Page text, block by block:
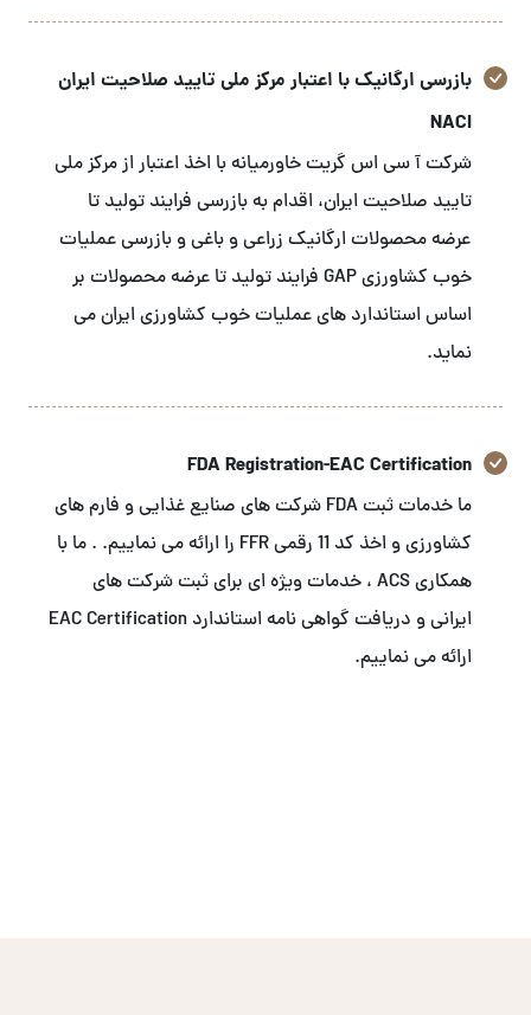
بازرسی ارگانیک با اعتبار مرکز ملی تایید صلاحیت ایران
NACI
شرکت آ سی اس گریت خاورمیانه با اخذ اعتبار از مرکز ملی
تایید صلاحیت ایران، اقدام به بازرسی فرایند تولید تا
عرضه محصولات ارگانیک زراعی و باغی و بازرسی عملیات
خوب کشاورزی GAP فرایند تولید تا عرضه محصولات بر
اساس استاندارد های عملیات خوب کشاورزی ایران می
نماید.
FDA Registration-EAC Certification
ما خدمات ثبت FDA شرکت های صنایع غذایی و فارم های
کشاورزی و اخذ کد 11 رقمی FFR را ارائه می نماییم. . ما با
همکاری ACS ، خدمات ویژه ای برای ثبت شرکت های
ایرانی و دریافت گواهی نامه استاندارد EAC Certification
ارائه می نماییم.